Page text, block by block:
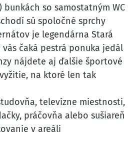
bunkách so samostatným WC
sú spoločné sprchy
je legendárna Stará
vás čaká pestrá ponuka jedál
nájdete aj ďalšie športové
na ktoré len tak
televízne miestnosti,
práčovňa alebo sušiareň
v areáli